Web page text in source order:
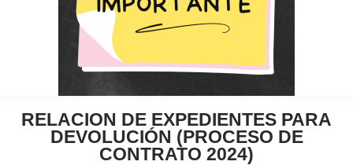
RELACION DE EXPEDIENTES PARA
DEVOLUCIÓN (PROCESO DE
CONTRATO 2024)